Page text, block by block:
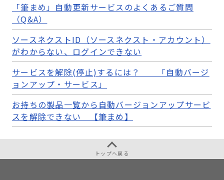
「筆まめ」自動更新サービスのよくあるご質問
（Q&A）
ソースネクストID（ソースネクスト・アカウント）
がわからない、ログインできない
サービスを解除(停止)するには？ 「自動バージ
ョンアップ・サービス」
お持ちの製品一覧から自動バージョンアップサービ
スを解除できない 【筆まめ】
トップへ戻る